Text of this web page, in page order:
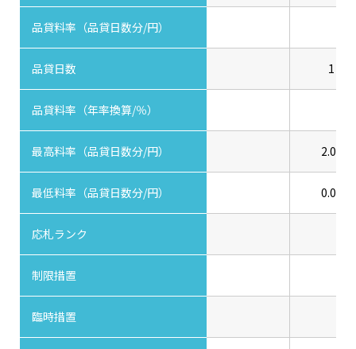
品貸料率（品貸日数分/円）
品貸日数 1
品貸料率（年率換算/％）
最高料率（品貸日数分/円） 2.00
最低料率（品貸日数分/円） 0.00
応札ランク
制限措置
臨時措置